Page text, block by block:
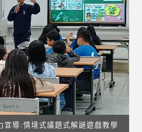
宣導:情境式議題式解謎遊戲教學